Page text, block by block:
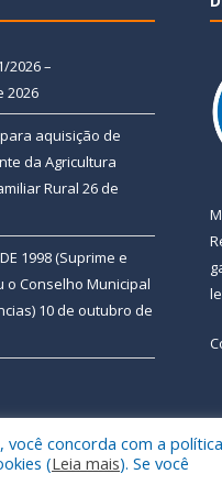
2026 –
2026
aquisição de
da Agricultura
Rural 26 de
1998 (Suprime e
o Conselho Municipal
10 de outubro de
Mapa do Site
concorda com a
(Leia mais). Se você